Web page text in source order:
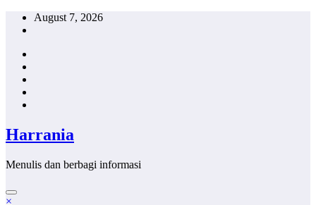
Skip
August 7, 2026
Harrania
Menulis dan berbagi informasi
×